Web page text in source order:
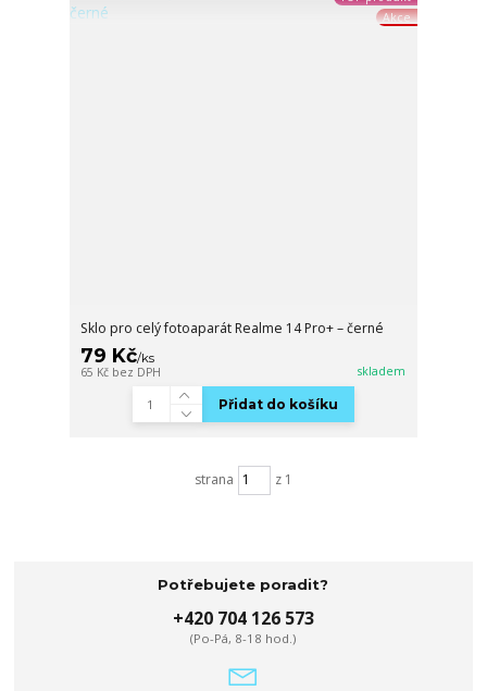
Akce
Sklo pro celý fotoaparát Realme 14 Pro+ – černé
79 Kč/ks
65 Kč bez DPH skladem
Přidat do košíku
strana z 1
Potřebujete poradit?
+420 704 126 573
(Po-Pá, 8-18 hod.)